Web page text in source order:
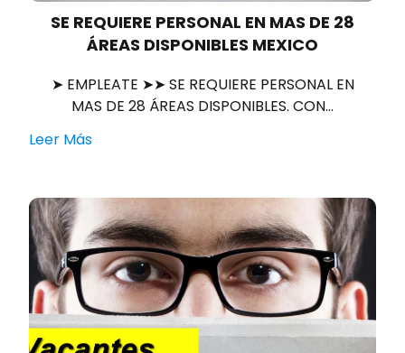
SE REQUIERE PERSONAL EN MAS DE 28
ÁREAS DISPONIBLES MEXICO
➤ EMPLEATE ➤➤ SE REQUIERE PERSONAL EN
MAS DE 28 ÁREAS DISPONIBLES. CON…
Leer Más